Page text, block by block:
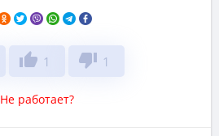
thumb_up 1 thumb_down 1
Не работает?